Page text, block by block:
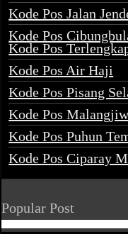
Kode Pos Jalan
Kode Pos
Kode Pos
Kode Pos Air Haji
Kode Pos Pisang
Kode Pos
Kode Pos Puhun
Kode Pos Ciparay
Popular Post